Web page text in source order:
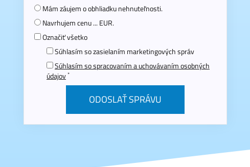
Mám záujem o obhliadku nehnuteľnosti.
Navrhujem cenu ... EUR.
Označiť všetko
Súhlasím so zasielaním marketingových správ
Súhlasím so spracovaním a uchovávaním osobných
údajov*